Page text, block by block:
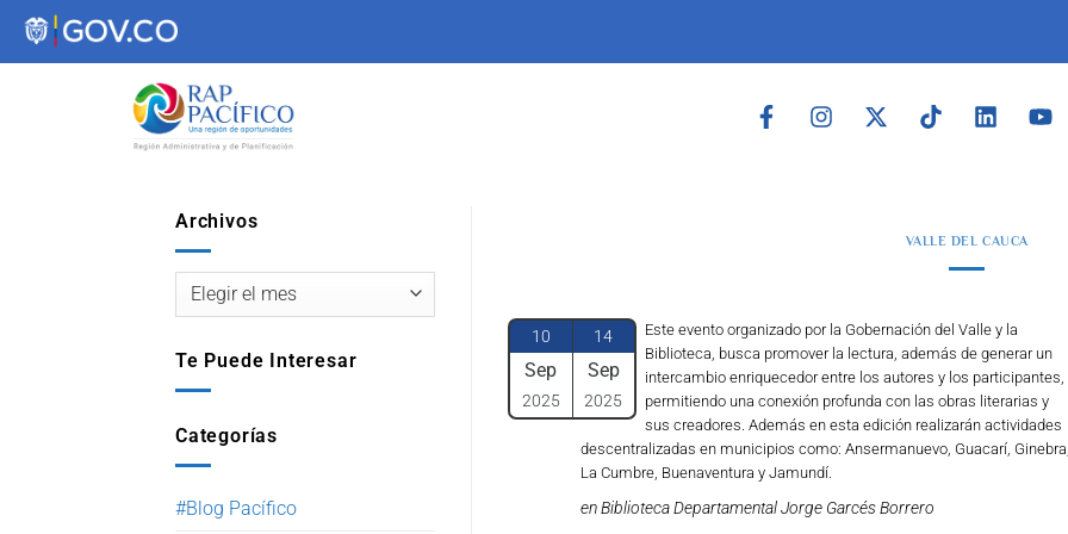
contenido
Archivos
Te Puede Interesar
Categorías
#Blog Pacífico
VALLE DEL CAUCA
10
Sep
2025
14
Sep
2025
Este evento organizado por la Gobernación del Valle y la
Biblioteca, busca promover la lectura, además de generar un
intercambio enriquecedor entre los autores y los participantes,
permitiendo una conexión profunda con las obras literarias y
sus creadores. Además en esta edición realizarán actividades
descentralizadas en municipios como: Ansermanuevo, Guacarí, Ginebra,
La Cumbre, Buenaventura y Jamundí.
en Biblioteca Departamental Jorge Garcés Borrero